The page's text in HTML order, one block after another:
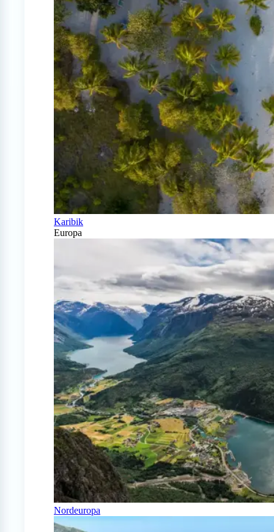
Karibik
Europa
Nordeuropa